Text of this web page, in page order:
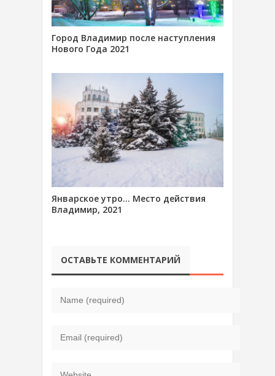
Город Владимир после наступления
Нового Года 2021
Январское утро… Место действия
Владимир, 2021
ОСТАВЬТЕ КОММЕНТАРИЙ